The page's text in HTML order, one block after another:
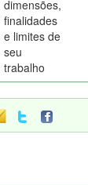
dimensões,
finalidades
e limites de
seu
trabalho